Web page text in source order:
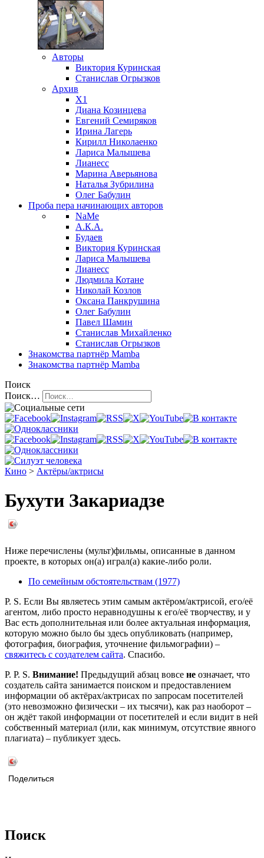
Авторы
Виктория Куринская
Станислав Огрызков
Архив
X1
Диана Козинцева
Евгений Семиряков
Ирина Лагерь
Кирилл Николаенко
Лариса Малышева
Лианесс
Марина Аверьянова
Наталья Зубрилина
Олег Бабулин
Проба пера начинающих авторов
NaMe
А.К.А.
Будаев
Виктория Куринская
Лариса Малышева
Лианесс
Людмила Котане
Николай Козлов
Оксана Панкрушина
Олег Бабулин
Павел Шамин
Станислав Михайленко
Станислав Огрызков
Знакомства партнёр Mamba
Знакомства партнёр Mamba
Поиск
Поиск…
Кино > Актёры/актрисы
Бухути Закариадзе
Ниже перечислены (мульт)фильмы, описанные в данном
проекте, в которых он(а) играл(а) какие-либо роли.
По семейным обстоятельствам (1977)
P. S. Если Вы являетесь этим самым актёром/актрисой, его/её
агентом, либо просто неравнодушны к его/её творчеству, и у
Вас есть дополнительная или более актуальная информация,
которую можно было бы здесь опубликовать (например,
фотография, биография, уточнение фильмографии) –
свяжитесь с создателем сайта. Спасибо.
P. P. S. Внимание! Предыдущий абзац вовсе не означает, что
создатель сайта занимается поиском и предоставлением
информации об актёрах/актрисах по запросам посетителей
(это невозможно физически – их тысячи), как раз наоборот –
он ждёт такой информации от посетителей и если видит в ней
собственный материал (или, как минимум, отсутствие явного
плагиата) – публикует здесь.
Поделиться
Поиск